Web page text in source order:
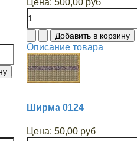
Цена: 500,00 руб
Описание товара
Ширма 0124
Цена: 50,00 руб